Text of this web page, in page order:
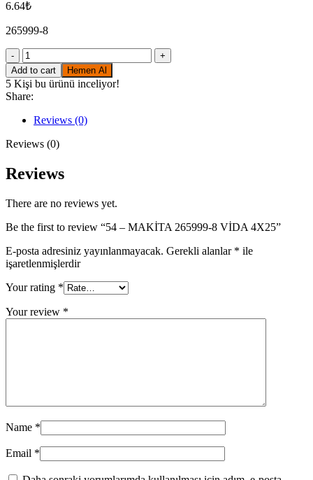
6.64₺
265999-8
54
-
MAKİTA
265999-
8
VİDA
4X25
quantity
Add to cart Hemen Al
5 Kişi bu ürünü inceliyor!
Share:
Reviews (0)
Reviews (0)
Reviews
There are no reviews yet.
Be the first to review “54 – MAKİTA 265999-8 VİDA 4X25”
E-posta adresiniz yayınlanmayacak. Gerekli alanlar * ile
işaretlenmişlerdir
Your rating *
Your review *
Name *
Email *